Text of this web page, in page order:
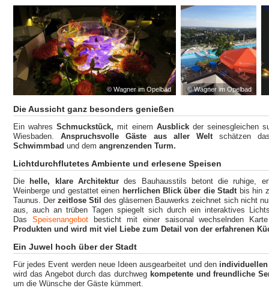
© Wagner im Opelbad © Wagner im Opelbad
Die Aussicht ganz besonders genießen
Ein wahresSchmuckstück, mit einem Ausblick der seinesgleichen
Wiesbaden. Anspruchsvolle Gäste aus aller Weltschätzen
Schwimmbad und dem angrenzenden Turm.
Lichtdurchflutetes Ambiente und erlesene Speisen
Die helle, klare Architekturdes Bauhausstils betont die ruhige,
Weinberge und gestattet einen herrlichen Blick über die Stadt bis hin
Taunus. Der zeitlose Stil des gläsernen Bauwerks zeichnet sich nicht
aus, auch an trüben Tagen spiegelt sich durch ein interaktives
Das Speisenangebotbesticht mit einer saisonal wechselnden
Produkten und wird mit viel Liebe zum Detail von der erfahrenen
Ein Juwel hoch über der Stadt
Für jedes Event werden neue Ideen ausgearbeitet und denindividuellen
wird das Angebot durch das durchweg kompetente und freundliche
um die Wünsche der Gäste kümmert.